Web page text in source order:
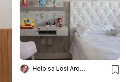
Heloisa Losi Arquitetura e Decoração